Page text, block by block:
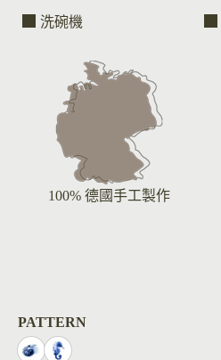
洗碗機
100% 德國手工製作
PATTERN